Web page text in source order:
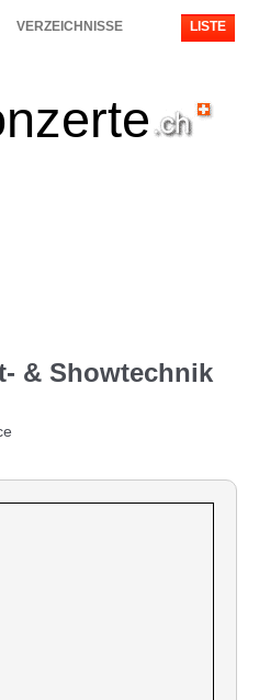
VERZEICHNISSE LISTE
& Showtechnik